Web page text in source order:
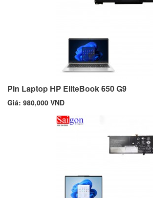
Pin Laptop HP EliteBook 650 G9
Giá: 980,000 VND